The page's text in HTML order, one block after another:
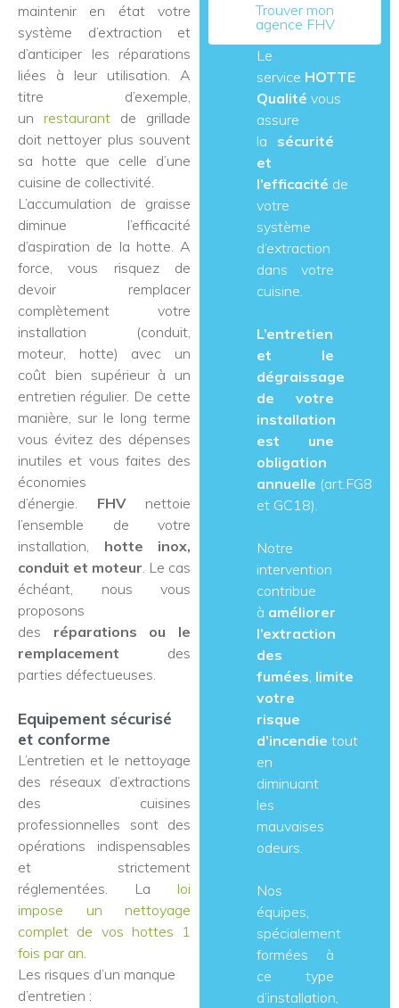
maintenir en état votre
système d’extraction et
d’anticiper les réparations
liées à leur utilisation. A
titre d’exemple,
un restaurant de grillade
doit nettoyer plus souvent
sa hotte que celle d’une
cuisine de collectivité.
L’accumulation de graisse
diminue l’efficacité
d’aspiration de la hotte. A
force, vous risquez de
devoir remplacer
complètement votre
installation (conduit,
moteur, hotte) avec un
coût bien supérieur à un
entretien régulier. De cette
manière, sur le long terme
vous évitez des dépenses
inutiles et vous faites des
économies
d’énergie. FHV nettoie
l’ensemble de votre
installation, hotte inox,
conduit et moteur. Le cas
échéant, nous vous
proposons
des réparations ou le
remplacement des
parties défectueuses.
Equipement sécurisé
et conforme
L’entretien et le nettoyage
des réseaux d’extractions
des cuisines
professionnelles sont des
opérations indispensables
et strictement
réglementées. La loi
impose un nettoyage
complet de vos hottes 1
fois par an.
Les risques d’un manque
d’entretien :
Trouver mon
agence FHV
Le
service HOTTE
Qualité vous
assure
la sécurité
et
l’efficacité de
votre
système
d’extraction
dans votre
cuisine.
L’entretien
et le
dégraissage
de votre
installation
est une
obligation
annuelle (art.FG8
et GC18).
Notre
intervention
contribue
à améliorer
l’extraction
des
fumées, limite
votre
risque
d’incendie tout
en
diminuant
les
mauvaises
odeurs.
Nos
équipes,
spécialement
formées à
ce type
d’installation,